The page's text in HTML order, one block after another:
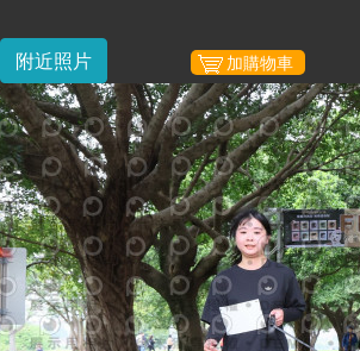
附近照片 加購物車